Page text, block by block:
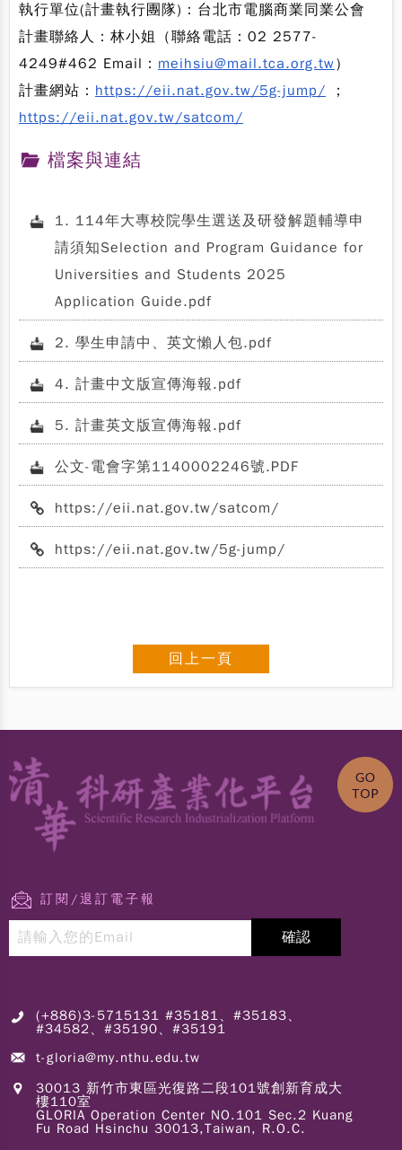
執行單位(計畫執行團隊)：台北市電腦商業同業公會
計畫聯絡人：林小姐（聯絡電話：02 2577-
4249#462 Email： meihsiu@mail.tca.org.tw）
計畫網站： https://eii.nat.gov.tw/5g-jump/ ；
https://eii.nat.gov.tw/satcom/
檔案與連結
1. 114年大專校院學生選送及研發解題輔導申
請須知Selection and Program Guidance for
Universities and Students 2025
Application Guide.pdf
2. 學生申請中、英文懶人包.pdf
4. 計畫中文版宣傳海報.pdf
5. 計畫英文版宣傳海報.pdf
公文-電會字第1140002246號.PDF
https://eii.nat.gov.tw/satcom/
https://eii.nat.gov.tw/5g-jump/
回上一頁
訂閱/退訂電子報
(+886)3-5715131 #35181、#35183、
#34582、#35190、#35191
t-gloria@my.nthu.edu.tw
30013 新竹市東區光復路二段101號創新育成大
樓110室
GLORIA Operation Center NO.101 Sec.2 Kuang
Fu Road Hsinchu 30013,Taiwan, R.O.C.